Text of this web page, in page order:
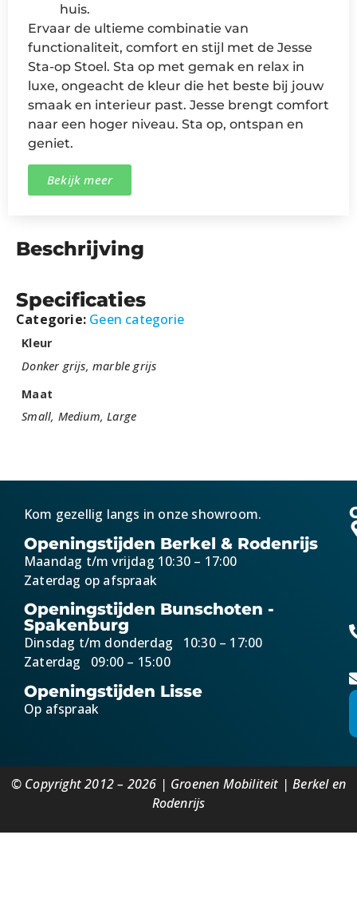
huis.
Ervaar de ultieme combinatie van
functionaliteit, comfort en stijl met de Jesse
Sta-op Stoel. Sta op met gemak en relax in
luxe, ongeacht de kleur die het beste bij jouw
smaak en interieur past. Jesse brengt comfort
naar een hoger niveau. Sta op, ontspan en
geniet.
Bekijk meer
Beschrijving
Specificaties
Categorie: Geen categorie
Kleur
Donker grijs, marble grijs
Maat
Small, Medium, Large
Kom gezellig langs in onze showroom.
Openingstijden Berkel & Rodenrijs
Maandag t/m vrijdag 10:30 – 17:00
Zaterdag op afspraak
Openingstijden Bunschoten -
Spakenburg
Dinsdag t/m donderdag 10:30 – 17:00
Zaterdag 09:00 – 15:00
Openingstijden Lisse
Op afspraak
© Copyright 2012 – 2026 | Groenen Mobiliteit | Berkel en
Rodenrijs